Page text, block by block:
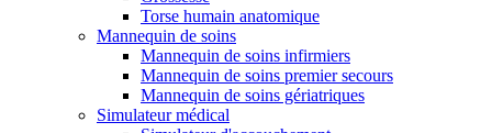
Torse humain anatomique
Mannequin de soins
Mannequin de soins infirmiers
Mannequin de soins premier secours
Mannequin de soins gériatriques
Simulateur médical